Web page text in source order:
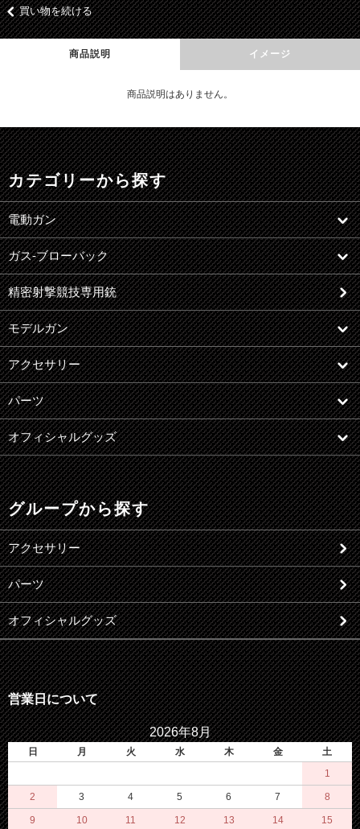
買い物を続ける
商品説明 イメージ
商品説明はありません。
カテゴリーから探す
電動ガン
ガス-ブローバック
精密射撃競技専用銃
モデルガン
アクセサリー
パーツ
オフィシャルグッズ
グループから探す
アクセサリー
パーツ
オフィシャルグッズ
営業日について
2026年8月
日 月 火 水 木 金
土
1
2 3 4 5 6 7 8
9 10 11 12 13 14 15